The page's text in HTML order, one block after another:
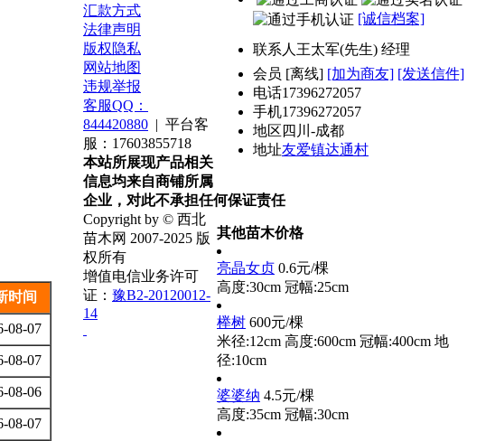
[诚信档案]
联系人 王太军(先生) 经理
会员 [离线] [加为商友] [发送信件]
电话17396272057
手机17396272057
地区 四川-成都
地址友爱镇达通村
时间
08-07
08-07
08-06
08-07
其他苗木价格
亮晶女贞 0.6元/棵
高度:30cm 冠幅:25cm
榉树 600元/棵
米径:12cm 高度:600cm 冠幅:400cm 地
径:10cm
婆婆纳 4.5元/棵
高度:35cm 冠幅:30cm
汇款方式
法律声明
版权隐私
网站地图
违规举报
客服QQ：
844420880 | 平台客
服：17603855718
本站所展现产品相关
信息均来自商铺所属
企业，对此不承担任何保证责任
Copyright by © 西北
苗木网 2007-2025 版
权所有
增值电信业务许可
证： 豫B2-20120012-
14